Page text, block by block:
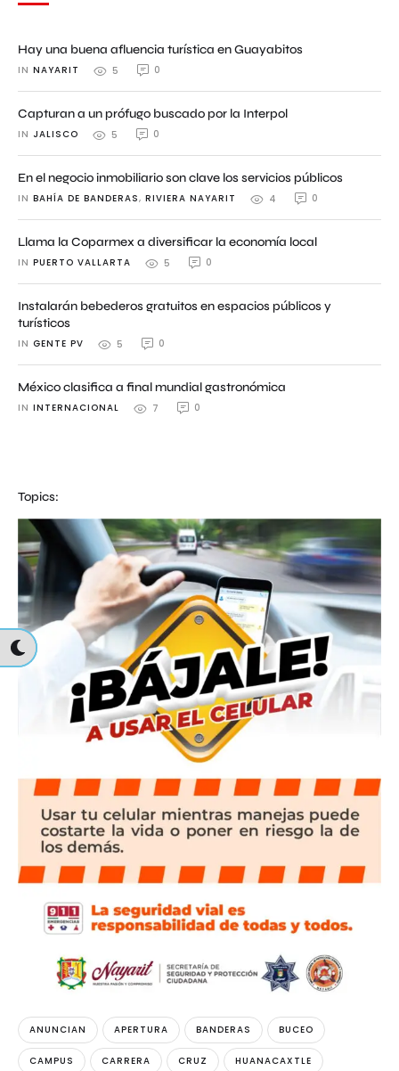
Hay una buena afluencia turística en Guayabitos
IN NAYARIT 5 0
Capturan a un prófugo buscado por la Interpol
IN JALISCO 5 0
En el negocio inmobiliario son clave los servicios públicos
IN BAHÍA DE BANDERAS, RIVIERA NAYARIT 4 0
Llama la Coparmex a diversificar la economía local
IN PUERTO VALLARTA 5 0
Instalarán bebederos gratuitos en espacios públicos y
turísticos
IN GENTE PV 5 0
México clasifica a final mundial gastronómica
IN INTERNACIONAL 7 0
Topics:
ANUNCIAN APERTURA BANDERAS BUCEO
CAMPUS CARRERA CRUZ HUANACAXTLE